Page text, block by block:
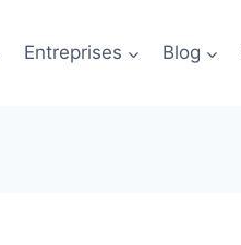
Entreprises Blog